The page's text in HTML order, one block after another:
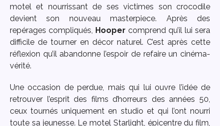
motel et nourrissant de ses victimes son crocodile
devient son nouveau masterpiece. Après des
repérages compliqués, Hooper comprend qu’il lui sera
difficile de tourner en décor naturel. C’est après cette
réflexion qu’il abandonne l’espoir de refaire un cinéma-
vérité.
Une occasion de perdue, mais qui lui ouvre l’idée de
retrouver l’esprit des films d’horreurs des années 50,
ceux tournés uniquement en studio et qui l’ont nourri
toute sa jeunesse. Le motel Starlight, épicentre du film,